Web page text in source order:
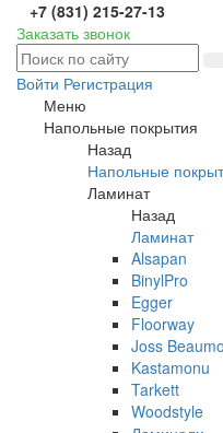
+7 (831) 215-27-13
Заказать звонок
Войти Регистрация
Меню
Напольные покрытия
Назад
Напольные
Ламинат
Назад
Ламинат
Alsapan
BinylPro
Egger
Floorway
Joss
Kastamonu
Tarkett
Woodstyle